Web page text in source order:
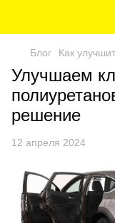
Блог Как
Улучшаем
решение
12 апреля 2024